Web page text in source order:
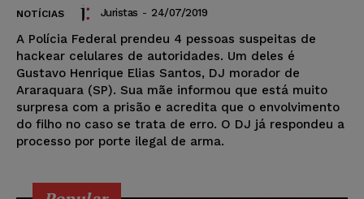
NOTÍCIAS Juristas - 24/07/2019
A Polícia Federal prendeu 4 pessoas suspeitas de
hackear celulares de autoridades. Um deles é
Gustavo Henrique Elias Santos, DJ morador de
Araraquara (SP). Sua mãe informou que está muito
surpresa com a prisão e acredita que o envolvimento
do filho no caso se trata de erro. O DJ já respondeu a
processo por porte ilegal de arma.